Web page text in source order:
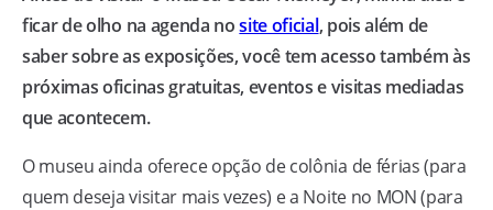
ficar de olho na agenda nosite oficial, pois além de
saber sobre as exposições, você tem acesso também às
próximas oficinas gratuitas, eventos e visitas mediadas
que acontecem.
O museu ainda oferece opção de colônia de férias (para
quem deseja visitar mais vezes) e a Noite no MON (para